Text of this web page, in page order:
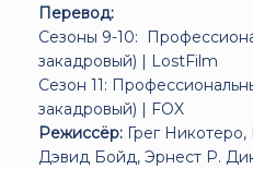
Перевод:
Сезоны 9-10:
закадровый) | LostFilm
Сезон 11:
закадровый) | FOX
Режиссёр: Грег
Дэвид Бойд, Эрнест Р.